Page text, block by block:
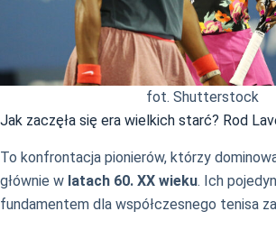
fot. Shutterstock
Jak zaczęła się era wielkich starć? Rod
To konfrontacja pionierów, którzy
głównie w latach 60. XX wieku. Ich
fundamentem dla współczesnego tenisa